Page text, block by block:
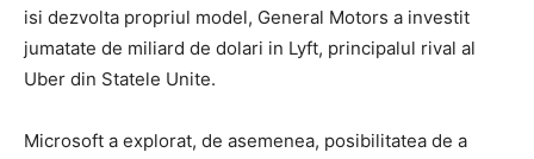
isi dezvolta propriul model, General Motors a investit
jumatate de miliard de dolari in Lyft, principalul rival al
Uber din Statele Unite.
Microsoft a explorat, de asemenea, posibilitatea de a